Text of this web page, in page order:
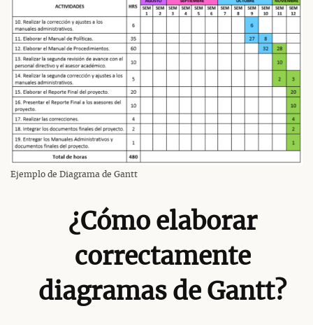
Ejemplo de Diagrama de Gantt
¿Cómo elaborar
correctamente
diagramas de Gantt?